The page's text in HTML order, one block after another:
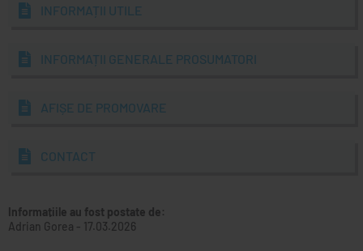
INFORMAȚII UTILE
INFORMAȚII GENERALE PROSUMATORI
AFIȘE DE PROMOVARE
CONTACT
Informațiile au fost postate de:
Adrian Gorea - 17.03.2026